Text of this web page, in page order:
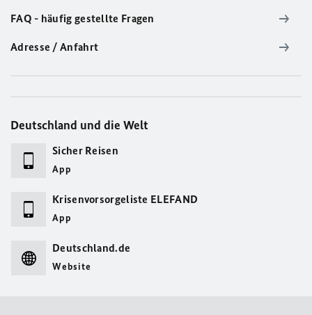
FAQ - häufig gestellte Fragen
Adresse / Anfahrt
Deutschland und die Welt
Sicher Reisen
App
Krisenvorsorgeliste ELEFAND
App
Deutschland.de
Website